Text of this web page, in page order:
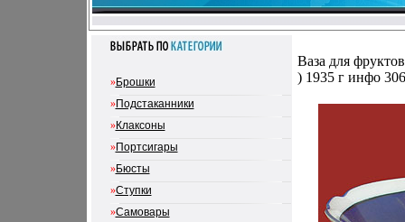
»Брошки
»Подстаканники
»Клаксоны
»Портсигары
»Бюсты
»Ступки
»Самовары
Ваза для
) 1935 г инфо